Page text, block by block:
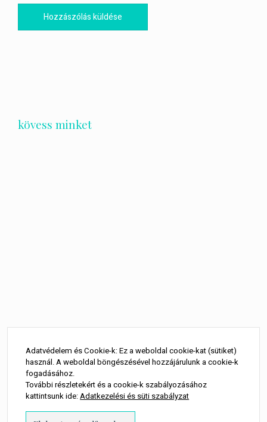
kövess minket
Adatvédelem és Cookie-k: Ez a weboldal cookie-kat (sütiket)
használ. A weboldal böngészésével hozzájárulunk a cookie-k
fogadásához.
További részletekért és a cookie-k szabályozásához
kattintsunk ide:Adatkezelési és süti szabályzat